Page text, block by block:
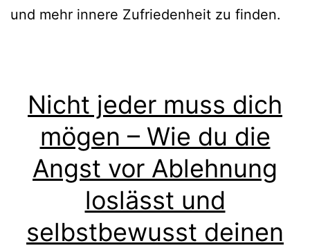
und mehr innere Zufriedenheit zu finden.
Nicht jeder muss dich
mögen – Wie du die
Angst vor Ablehnung
loslässt und
selbstbewusst deinen